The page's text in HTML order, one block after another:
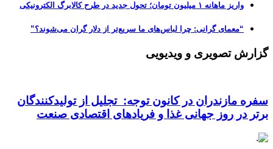
واریز ماهانه ۱ میلیون تومان؛ تحول جدید در طرح کالابرگ الکترونیکی
“معمای گرانی: چرا لباس‌های ما سریع‌تر از دلار گران می‌شوند؟”
گزارش تصویری و ویدیویی
سفره مازندران در کانون توجه: تجلیل از تولیدکنندگان
برتر در روز جهانی غذا و فریادهای اقتصادی صنعت